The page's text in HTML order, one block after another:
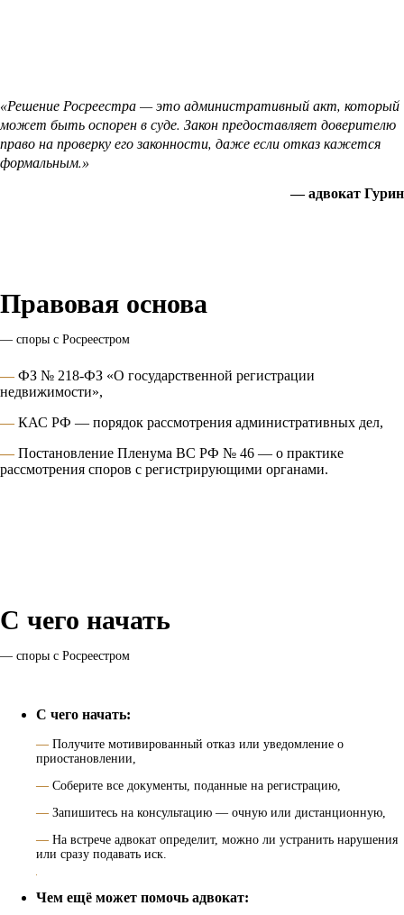
«Решение Росреестра — это административный акт, который
может быть оспорен в суде. Закон предоставляет доверителю
право на проверку его законности, даже если отказ кажется
формальным.»
— адвокат Гурин
Правовая основа
— споры с Росреестром
— ФЗ № 218-ФЗ «О государственной регистрации
недвижимости»,
— КАС РФ — порядок рассмотрения административных дел,
— Постановление Пленума ВС РФ № 46 — о практике
рассмотрения споров с регистрирующими органами.
С чего начать
— споры с Росреестром
С чего начать:
— Получите мотивированный отказ или уведомление о
приостановлении,
— Соберите все документы, поданные на регистрацию,
— Запишитесь на консультацию — очную или дистанционную,
— На встрече адвокат определит, можно ли устранить нарушения
или сразу подавать иск.
Чем ещё может помочь адвокат: